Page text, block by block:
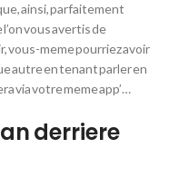
ainsi, parfaitement
l’on vous avertis de
vous-meme pourriez avoir
autre en tenant parler en
via votre meme app’…
derriere